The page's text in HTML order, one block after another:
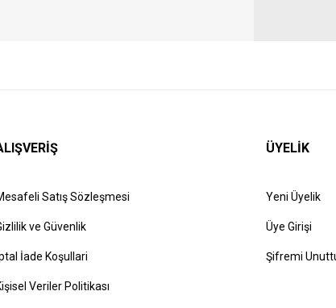
Satış Sözleşmesi
ve Güvenlik
İade Koşullari
Veriler Politikası
ÜYELİK
Yeni Üyelik
Üye Girişi
Şifremi